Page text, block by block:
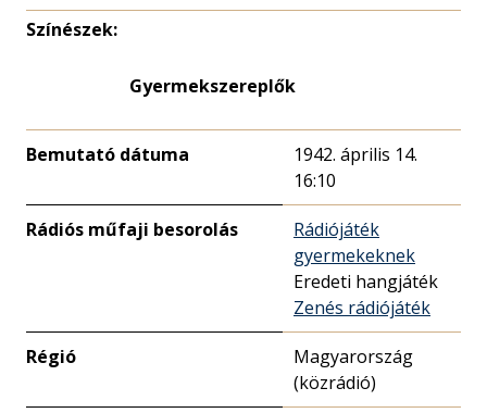
Színészek:
Gyermekszereplők
Bemutató dátuma
1942. április 14.
16:10
Rádiós műfaji besorolás
Rádiójáték
gyermekeknek
Eredeti hangjáték
Zenés rádiójáték
Régió
Magyarország
(közrádió)